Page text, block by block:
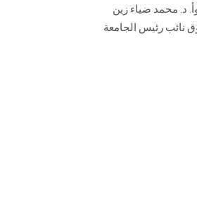
د. محمد ضياء زين
نائب رئيس الجامعة